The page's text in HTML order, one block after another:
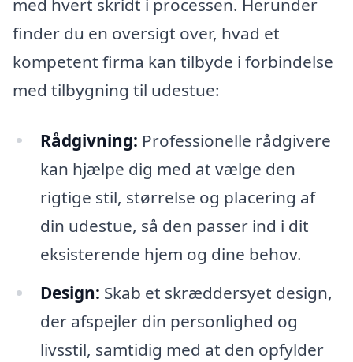
med hvert skridt i processen. Herunder
finder du en oversigt over, hvad et
kompetent firma kan tilbyde i forbindelse
med tilbygning til udestue:
Rådgivning: Professionelle rådgivere
kan hjælpe dig med at vælge den
rigtige stil, størrelse og placering af
din udestue, så den passer ind i dit
eksisterende hjem og dine behov.
Design: Skab et skræddersyet design,
der afspejler din personlighed og
livsstil, samtidig med at den opfylder